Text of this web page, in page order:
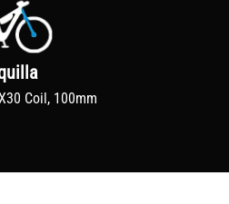
Coil, 100mm